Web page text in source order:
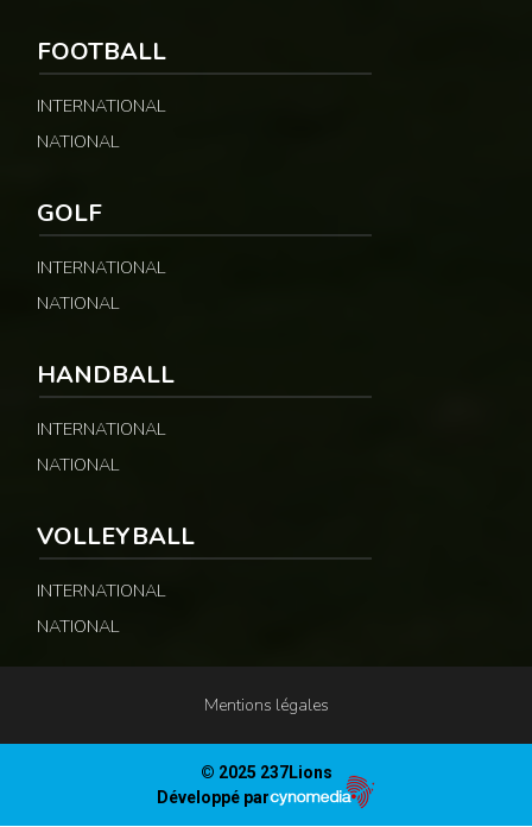
FOOTBALL
INTERNATIONAL
NATIONAL
GOLF
INTERNATIONAL
NATIONAL
HANDBALL
INTERNATIONAL
NATIONAL
VOLLEYBALL
INTERNATIONAL
NATIONAL
Mentions légales
© 2025 237Lions
Développé par